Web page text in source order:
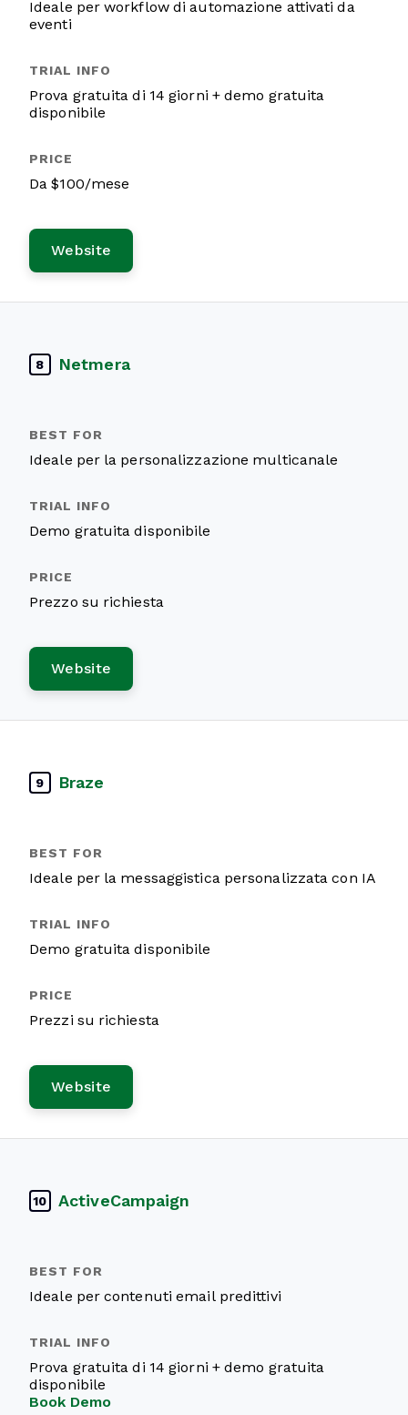
Ideale per workflow di automazione attivati da
eventi
Prova gratuita di 14 giorni + demo gratuita
disponibile
Da $100/mese
Website
8 Netmera
Ideale per la personalizzazione multicanale
Demo gratuita disponibile
Prezzo su richiesta
Website
9 Braze
Ideale per la messaggistica personalizzata con IA
Demo gratuita disponibile
Prezzi su richiesta
Website
10 ActiveCampaign
Ideale per contenuti email predittivi
Prova gratuita di 14 giorni + demo gratuita
disponibile
Book Demo